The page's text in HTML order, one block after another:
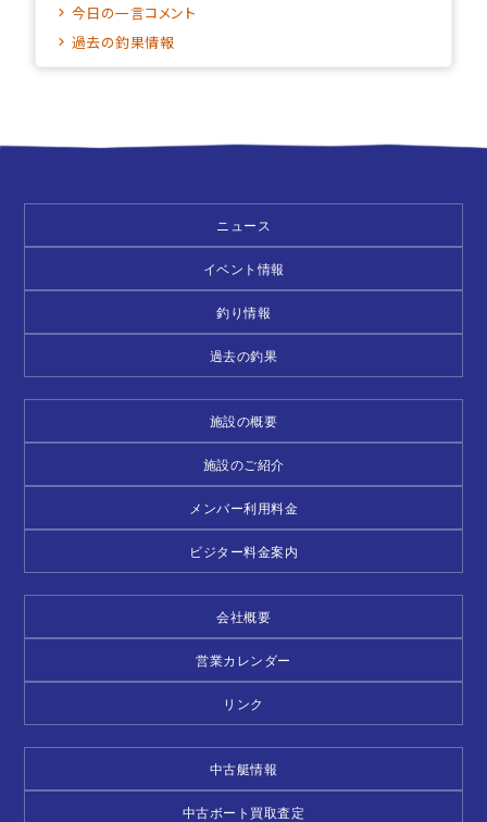
今日の一言コメント
過去の釣果情報
ニュース
イベント情報
釣り情報
過去の釣果
施設の概要
施設のご紹介
メンバー利用料金
ビジター料金案内
会社概要
営業カレンダー
リンク
中古艇情報
中古ボート買取査定